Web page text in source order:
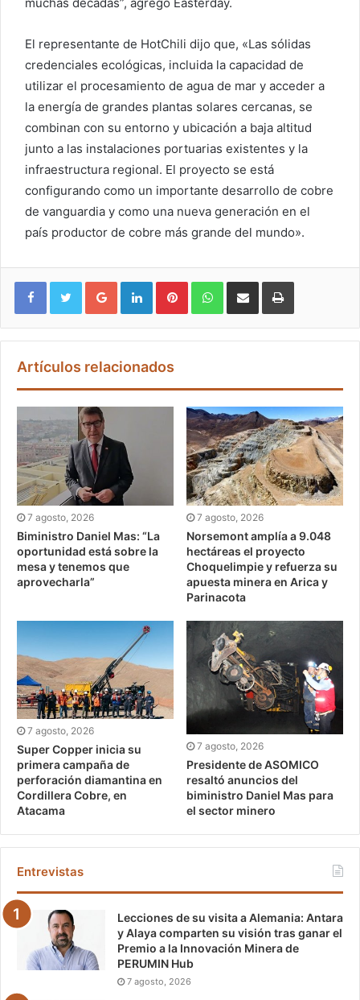
muchas décadas”, agregó Easterday.
El representante de HotChili dijo que, «Las sólidas
credenciales ecológicas, incluida la capacidad de
utilizar el procesamiento de agua de mar y acceder a
la energía de grandes plantas solares cercanas, se
combinan con su entorno y ubicación a baja altitud
junto a las instalaciones portuarias existentes y la
infraestructura regional. El proyecto se está
configurando como un importante desarrollo de cobre
de vanguardia y como una nueva generación en el
país productor de cobre más grande del mundo».
Google+ LinkedIn Pinterest WhatsApp
Artículos relacionados
7 agosto, 2026
Biministro Daniel Mas: “La
oportunidad está sobre la
mesa y tenemos que
aprovecharla”
7 agosto, 2026
Norsemont amplía a 9.048
hectáreas el proyecto
Choquelimpie y refuerza su
apuesta minera en Arica y
Parinacota
7 agosto, 2026
Super Copper inicia su
primera campaña de
perforación diamantina en
Cordillera Cobre, en
Atacama
7 agosto, 2026
Presidente de ASOMICO
resaltó anuncios del
biministro Daniel Mas para
el sector minero
Entrevistas
Lecciones de su visita a Alemania: Antara
y Alaya comparten su visión tras ganar el
Premio a la Innovación Minera de
PERUMIN Hub
7 agosto, 2026